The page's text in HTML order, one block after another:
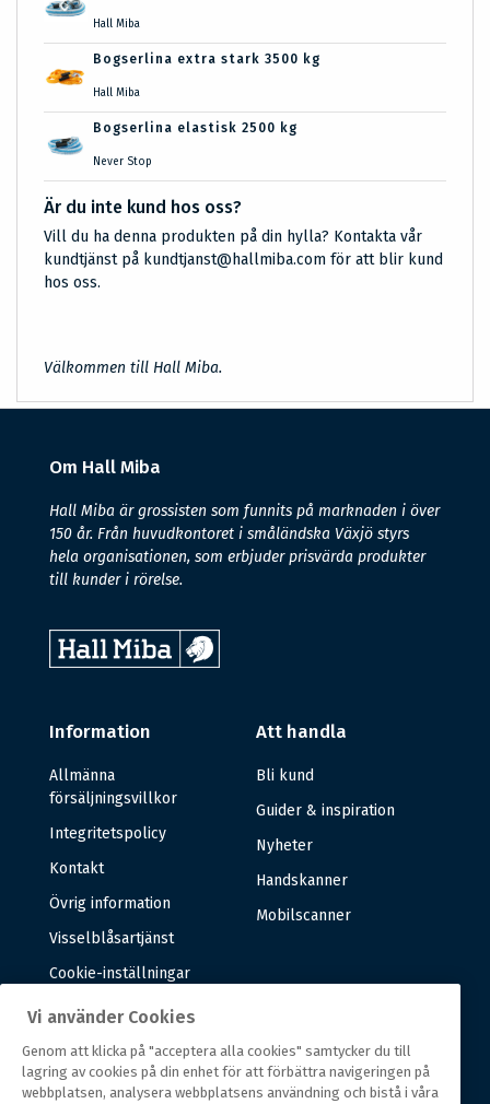
Hall Miba
Bogserlina extra stark 3500 kg
Hall Miba
Bogserlina elastisk 2500 kg
Never Stop
Är du inte kund hos oss?
Vill du ha denna produkten på din hylla? Kontakta vår
kundtjänst på kundtjanst@hallmiba.com för att blir kund
hos oss.
Välkommen till Hall Miba.
Om Hall Miba
Hall Miba är grossisten som funnits på marknaden i över
150 år. Från huvudkontoret i småländska Växjö styrs
hela organisationen, som erbjuder prisvärda produkter
till kunder i rörelse.
Information
Allmänna
försäljningsvillkor
Integritetspolicy
Kontakt
Övrig information
Visselblåsartjänst
Cookie-inställningar
Att handla
Bli kund
Guider & inspiration
Nyheter
Handskanner
Mobilscanner
Om oss
Vi använder Cookies
Genom att klicka på "acceptera alla cookies" samtycker du till
lagring av cookies på din enhet för att förbättra navigeringen på
webbplatsen, analysera webbplatsens användning och bistå i våra